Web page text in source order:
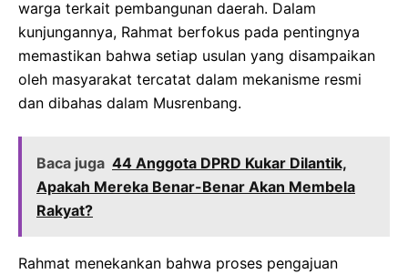
warga terkait pembangunan daerah. Dalam
kunjungannya, Rahmat berfokus pada pentingnya
memastikan bahwa setiap usulan yang disampaikan
oleh masyarakat tercatat dalam mekanisme resmi
dan dibahas dalam Musrenbang.
Baca juga 44 Anggota DPRD Kukar Dilantik,
Apakah Mereka Benar-Benar Akan Membela
Rakyat?
Rahmat menekankan bahwa proses pengajuan